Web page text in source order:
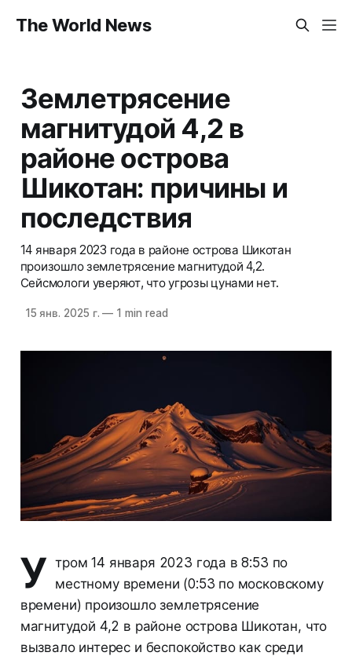
The World News
Землетрясение
магнитудой 4,2 в
районе острова
Шикотан: причины и
последствия
14 января 2023 года в районе острова Шикотан
произошло землетрясение магнитудой 4,2.
Сейсмологи уверяют, что угрозы цунами нет.
15 янв. 2025 г. — 1 min read
У тром 14 января 2023 года в 8:53 по
местному времени (0:53 по московскому
времени) произошло землетрясение
магнитудой 4,2 в районе острова Шикотан, что
вызвало интерес и беспокойство как среди